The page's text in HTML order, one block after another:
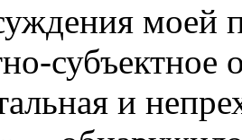
моей
субъектное
и